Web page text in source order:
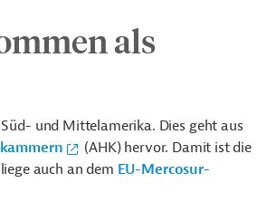
als
und Mittelamerika. Dies geht aus
(AHK) hervor. Damit ist die
auch an dem EU-Mercosur-